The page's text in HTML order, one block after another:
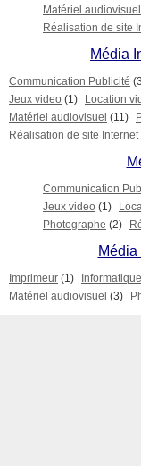
Matériel audiovisuel
Réalisation de site
Média
Communication Publicité
Jeux video (1) Location
Matériel audiovisuel (11)
Réalisation de site Internet
Communication
Jeux video (1)
Photographe (2)
Média
Imprimeur (1) Informatique
Matériel audiovisuel (3)